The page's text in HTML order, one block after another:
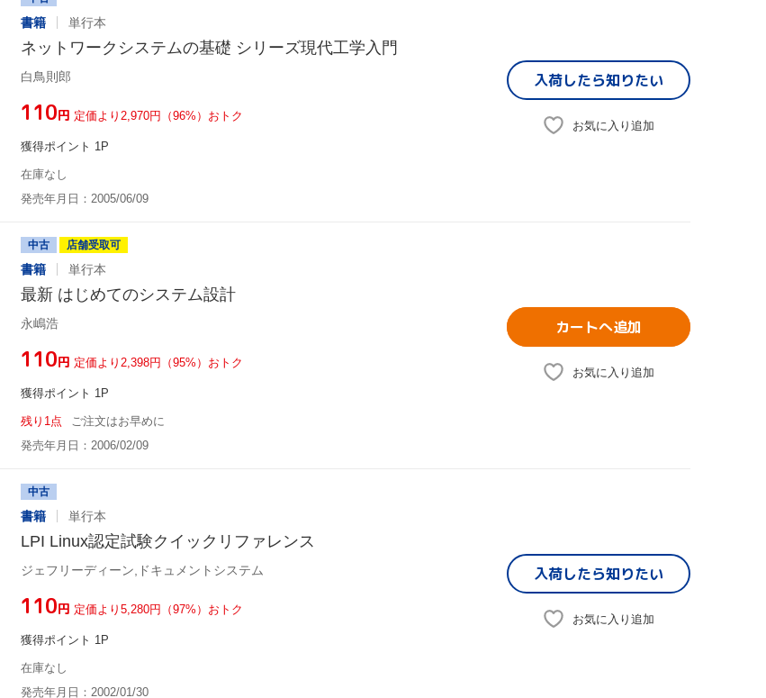
書籍 単行本
ネットワークシステムの基礎 シリーズ現代工学入門
白鳥則郎
¥110円 定価より2,970円（96%）おトク
獲得ポイント 1P
在庫なし
発売年月日：2005/06/09
入荷したら知りたい
お気に入り追加
中古 店舗受取可
書籍 単行本
最新 はじめてのシステム設計
永嶋浩
¥110円 定価より2,398円（95%）おトク
獲得ポイント 1P
残り1点
ご注文はお早めに
発売年月日：2006/02/09
カートへ追加
お気に入り追加
中古
書籍 単行本
LPI Linux認定試験クイックリファレンス
ジェフリーディーン,ドキュメントシステム
¥110円 定価より5,280円（97%）おトク
獲得ポイント 1P
在庫なし
発売年月日：2002/01/30
入荷したら知りたい
お気に入り追加